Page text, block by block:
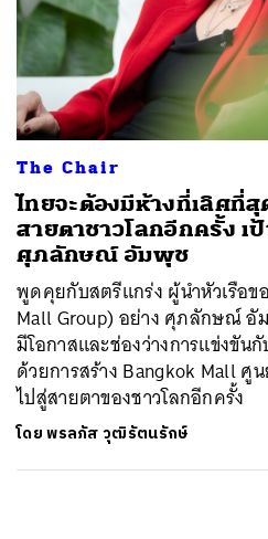
The Chair
ไทยจะต้องมีห้างที่เลิศที่
สายตาชาวโลกอีกครั้ง เ
ศุภลักษณ์ อัมพุช
พูดคุยกับสตรีแกร่ง ผู้นำหัวเรือข
Mall Group) อย่าง ศุภลักษณ์ อั
มีโอกาสและช่องว่างการแข่งขั
ด้วยการสร้าง Bangkok Mall ศู
ไปสู่สายตาของชาวโลกอีกครั้ง
โดยพรลภัส วุฒิรัตนรักษ์
ค้นหา
SHARE